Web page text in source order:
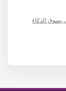
بسوق الذكاء